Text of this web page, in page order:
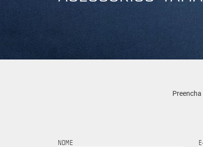
NOME